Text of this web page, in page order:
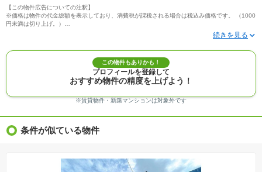
【この物件広告についての注釈】
※価格は物件の代金総額を表示しており、消費税が課税される場合は税込み価格です。 （1000
円未満は切り上げ。）
※写真に写っている、またはパース（絵）や間取り図に描かれている家具や車などは、特にコ
※建築条件付き土地価格には、建物価格は含まれません。
※物件情報は、原則として情報提供日の２日前に最終確認した情報です。
※完成予想図はいずれも外構、植栽、外観等実際のものとは多少異なることがあります。
※モデルルーム・モデルハウス・展示場・ショールームの画像の場合、今回販売の物件と異な
※ＣＧ合成の画像の場合、実際とは多少異なる場合があります。
※物件特徴：販売戸数が複数の物件は、全ての住戸に該当しない項目もあります。
※価格更新：物件価格が変更された日から１週間表示されます。
※建築条件土地の情報内に掲載されている、建物プラン例は、土地購入者の設計プランの参考
この物件もありかも！
プロフィールを登録して
おすすめ物件の精度を上げよう！
※賃貸物件・新築マンションは対象外です
条件が似ている物件